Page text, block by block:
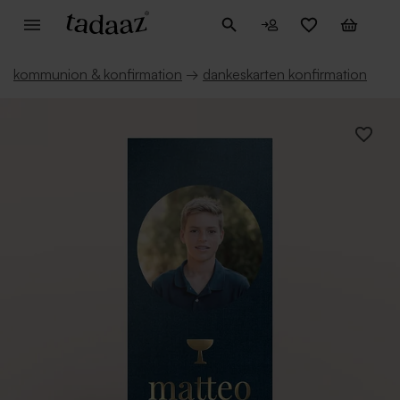
kommunion & konfirmation → dankeskarten konfirmation